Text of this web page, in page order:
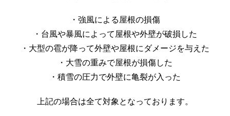
・強風による屋根の損傷
・台風や暴風によって屋根や外壁が破損した
・大型の雹が降って外壁や屋根にダメージを与えた
・大雪の重みで屋根が損傷した
・積雪の圧力で外壁に亀裂が入った
上記の場合は全て対象となっております。